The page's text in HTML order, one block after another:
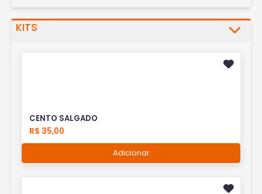
KITS
CENTO SALGADO
R$ 35,00
Adicionar